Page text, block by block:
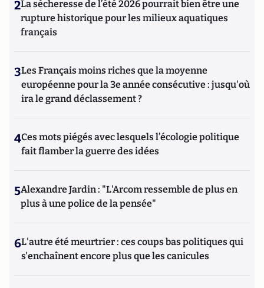
2La sécheresse de l’été 2026 pourrait bien être une
rupture historique pour les milieux aquatiques
français
3Les Français moins riches que la moyenne
européenne pour la 3e année consécutive : jusqu'où
ira le grand déclassement ?
4Ces mots piégés avec lesquels l’écologie politique
fait flamber la guerre des idées
5Alexandre Jardin : "L'Arcom ressemble de plus en
plus à une police de la pensée"
6L'autre été meurtrier : ces coups bas politiques qui
s'enchaînent encore plus que les canicules